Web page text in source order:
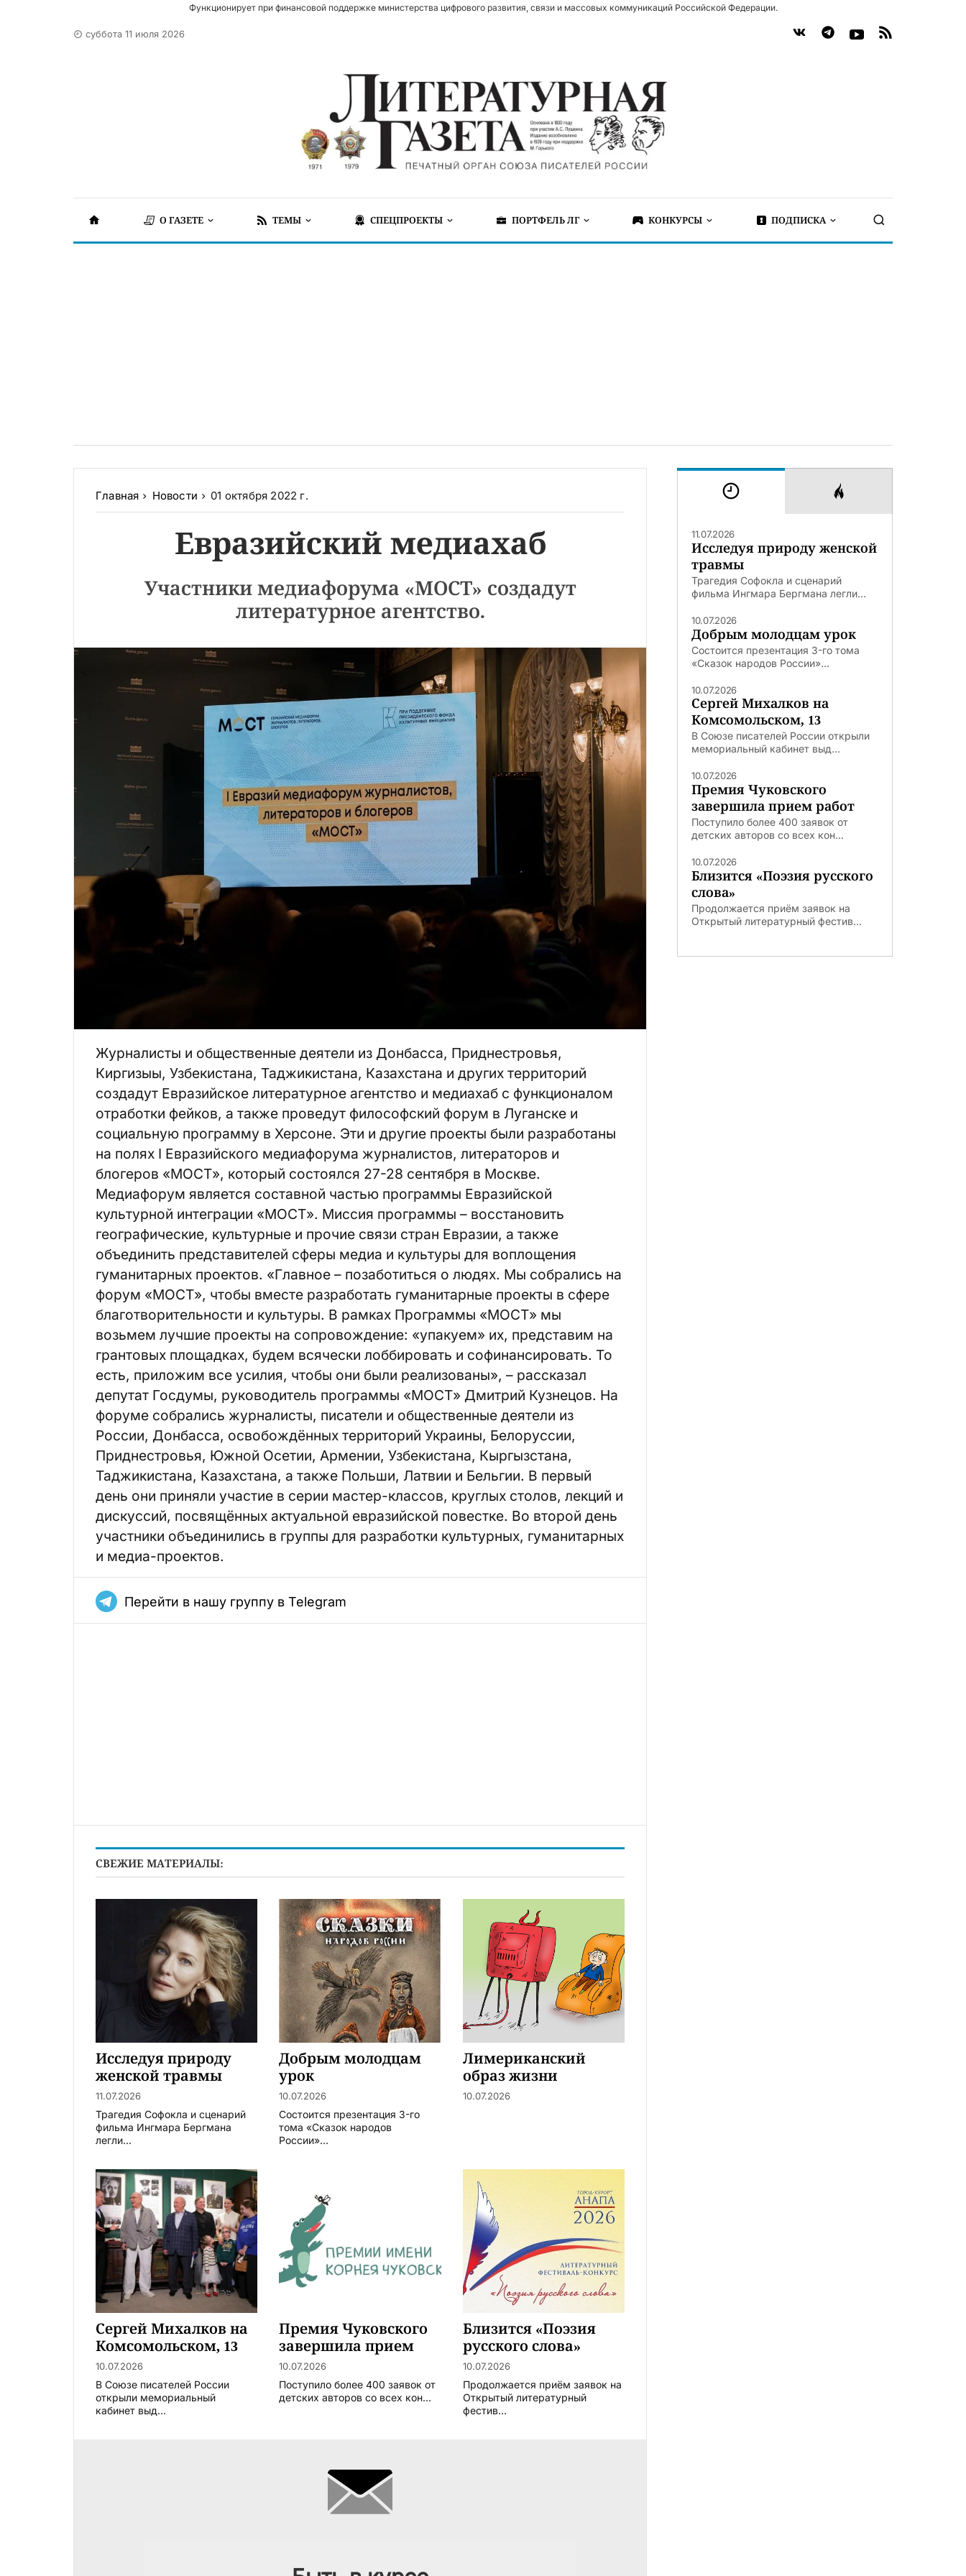
Функционирует при финансовой поддержке министерства цифрового развития, связи и массовых коммуникаций Российской Федерации.
суббота 11 июля 2026
О ГАЗЕТЕ ТЕМЫ СПЕЦПРОЕКТЫ ПОРТФЕЛЬ ЛГ КОНКУРСЫ ПОДПИСКА
Главная Новости 01 октября 2022 г.
Евразийский медиахаб
Участники медиафорума «МОСТ» создадут
литературное агентство.
Журналисты и общественные деятели из Донбасса, Приднестровья,
Киргизыы, Узбекистана, Таджикистана, Казахстана и других территорий
создадут Евразийское литературное агентство и медиахаб с функционалом
отработки фейков, а также проведут философский форум в Луганске и
социальную программу в Херсоне. Эти и другие проекты были разработаны
на полях I Евразийского медиафорума журналистов, литераторов и
блогеров «МОСТ», который состоялся 27-28 сентября в Москве.
Медиафорум является составной частью программы Евразийской
культурной интеграции «МОСТ». Миссия программы – восстановить
географические, культурные и прочие связи стран Евразии, а также
объединить представителей сферы медиа и культуры для воплощения
гуманитарных проектов. «Главное – позаботиться о людях. Мы собрались на
форум «МОСТ», чтобы вместе разработать гуманитарные проекты в сфере
благотворительности и культуры. В рамках Программы «МОСТ» мы
возьмем лучшие проекты на сопровождение: «упакуем» их, представим на
грантовых площадках, будем всячески лоббировать и софинансировать. То
есть, приложим все усилия, чтобы они были реализованы», – рассказал
депутат Госдумы, руководитель программы «МОСТ» Дмитрий Кузнецов. На
форуме собрались журналисты, писатели и общественные деятели из
России, Донбасса, освобождённых территорий Украины, Белоруссии,
Приднестровья, Южной Осетии, Армении, Узбекистана, Кыргызстана,
Таджикистана, Казахстана, а также Польши, Латвии и Бельгии. В первый
день они приняли участие в серии мастер-классов, круглых столов, лекций и
дискуссий, посвящённых актуальной евразийской повестке. Во второй день
участники объединились в группы для разработки культурных, гуманитарных
и медиа-проектов.
Перейти в нашу группу в Telegram
СВЕЖИЕ МАТЕРИАЛЫ:
Исследуя природу
женской травмы
11.07.2026
Трагедия Софокла и сценарий
фильма Ингмара Бергмана
легли...
Добрым молодцам
урок
10.07.2026
Состоится презентация 3-го
тома «Сказок народов
России»...
Лимериканский
образ жизни
10.07.2026
Сергей Михалков на
Комсомольском, 13
10.07.2026
В Союзе писателей России
открыли мемориальный
кабинет выд...
Премия Чуковского
завершила прием
работ
10.07.2026
Поступило более 400 заявок от
детских авторов со всех кон...
Близится «Поэзия
русского слова»
10.07.2026
Продолжается приём заявок на
Открытый литературный
фестив...
11.07.2026
Исследуя природу женской
травмы
Трагедия Софокла и сценарий
фильма Ингмара Бергмана легли...
10.07.2026
Добрым молодцам урок
Состоится презентация 3-го тома
«Сказок народов России»...
10.07.2026
Сергей Михалков на
Комсомольском, 13
В Союзе писателей России открыли
мемориальный кабинет выд...
10.07.2026
Премия Чуковского
завершила прием работ
Поступило более 400 заявок от
детских авторов со всех кон...
10.07.2026
Близится «Поэзия русского
слова»
Продолжается приём заявок на
Открытый литературный фестив...